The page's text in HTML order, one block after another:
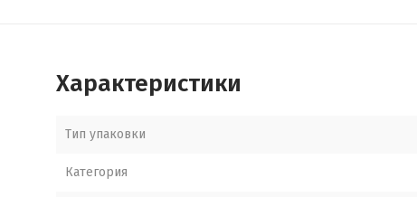
Характеристики
Тип упаковки
Категория